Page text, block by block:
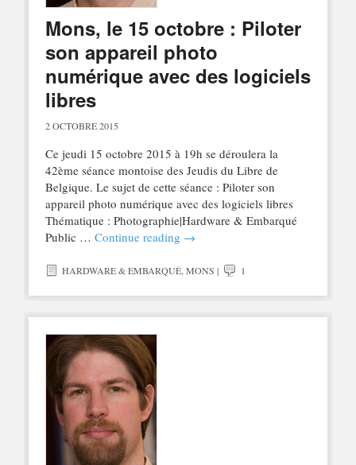
Mons, le 15 octobre : Piloter
son appareil photo
numérique avec des logiciels
libres
2 OCTOBRE 2015
Ce jeudi 15 octobre 2015 à 19h se déroulera la
42ème séance montoise des Jeudis du Libre de
Belgique. Le sujet de cette séance : Piloter son
appareil photo numérique avec des logiciels libres
Thématique : Photographie|Hardware & Embarqué
Public … Continue reading →
HARDWARE & EMBARQUÉ, MONS | 1